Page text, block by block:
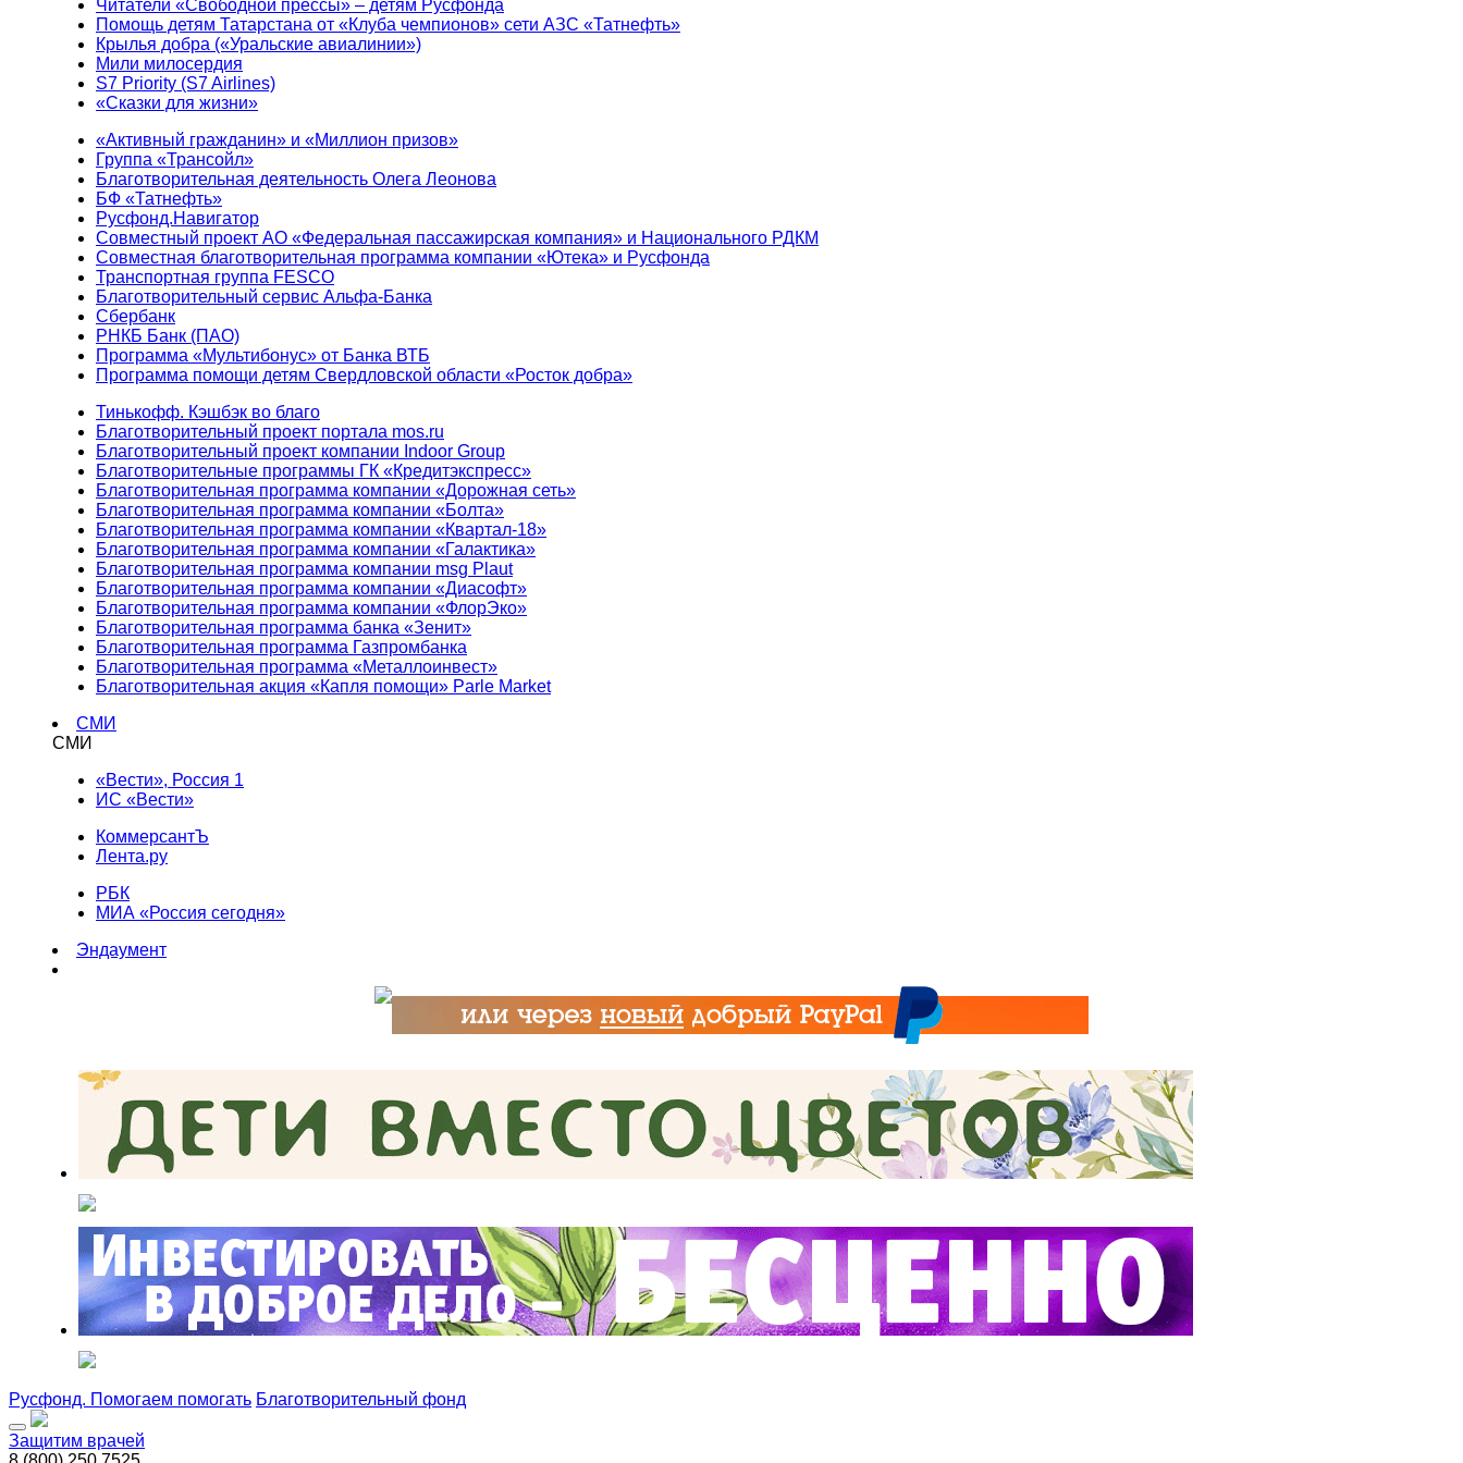
Читатели «Свободной прессы» – детям Русфонда
Помощь детям Татарстана от «Клуба чемпионов» сети АЗС «Татнефть»
Крылья добра («Уральские авиалинии»)
Мили милосердия
S7 Priority (S7 Airlines)
«Сказки для жизни»
«Активный гражданин» и «Миллион призов»
Группа «Трансойл»
Благотворительная деятельность Олега Леонова
БФ «Татнефть»
Русфонд.Навигатор
Совместный проект АО «Федеральная пассажирская компания» и Национального РДКМ
Совместная благотворительная программа компании «Ютека» и Русфонда
Транспортная группа FESCO
Благотворительный сервис Альфа-Банка
Сбербанк
РНКБ Банк (ПАО)
Программа «Мультибонус» от Банка ВТБ
Программа помощи детям Свердловской области «Росток добра»
Тинькофф. Кэшбэк во благо
Благотворительный проект портала mos.ru
Благотворительный проект компании Indoor Group
Благотворительные программы ГК «Кредитэкспресс»
Благотворительная программа компании «Дорожная сеть»
Благотворительная программа компании «Болта»
Благотворительная программа компании «Квартал-18»
Благотворительная программа компании «Галактика»
Благотворительная программа компании msg Plaut
Благотворительная программа компании «Диасофт»
Благотворительная программа компании «ФлорЭко»
Благотворительная программа банка «Зенит»
Благотворительная программа Газпромбанка
Благотворительная программа «Металлоинвест»
Благотворительная акция «Капля помощи» Parle Market
СМИ
СМИ
«Вести», Россия 1
ИС «Вести»
КоммерсантЪ
Лента.ру
РБК
МИА «Россия сегодня»
Эндаумент
Русфонд. Помогаем помогать Благотворительный фонд
Защитим врачей